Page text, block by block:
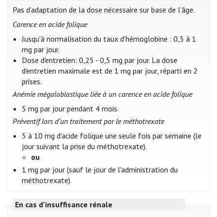
Pas d’adaptation de la dose nécessaire sur base de l’âge.
Carence en acide folique
Jusqu'à normalisation du taux d'hémoglobine : 0,5 à 1
mg par jour.
Dose d'entretien: 0,25 - 0,5 mg par jour. La dose
d'entretien maximale est de 1 mg par jour, réparti en 2
prises.
Anémie mégaloblastique liée à un carence en acide folique
5 mg par jour pendant 4 mois.
Préventif lors d’un traitement par le méthotrexate
5 à 10 mg d'acide folique une seule fois par semaine (le
jour suivant la prise du méthotrexate).
ou
1 mg par jour (sauf le jour de l'administration du
méthotrexate).
En cas d'insuffisance rénale